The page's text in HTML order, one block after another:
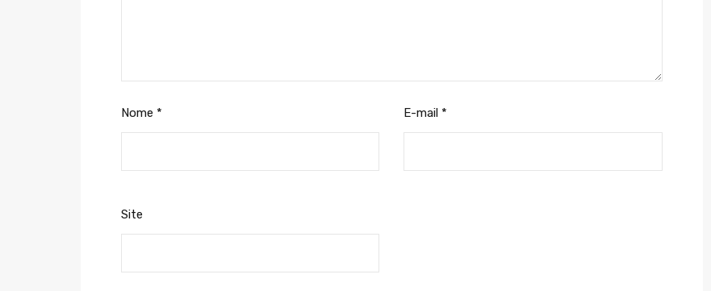
Nome * E-mail *
Site